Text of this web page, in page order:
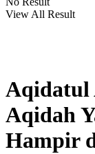
View All Result
Aqidatul
Aqidah
Hampir